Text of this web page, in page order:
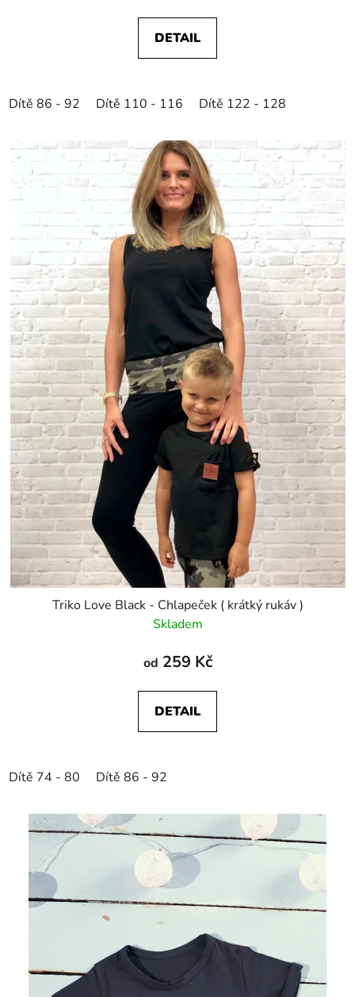
DETAIL
Dítě 86 - 92 Dítě 110 - 116 Dítě 122 - 128
Triko Love Black - Chlapeček ( krátký rukáv )
Skladem
od 259 Kč
DETAIL
Dítě 74 - 80 Dítě 86 - 92